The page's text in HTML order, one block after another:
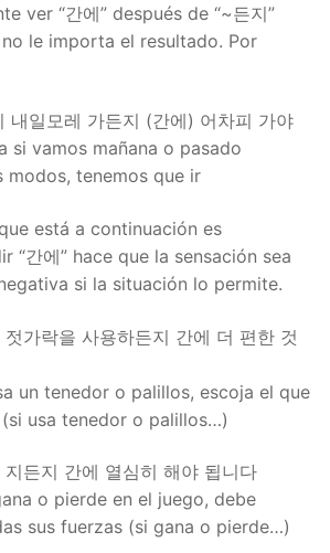
ver “간에” después de “~든지”
le importa el resultado. Por
내일모레 가든지 (간에) 어차피 가야
si vamos mañana o pasado
modos, tenemos que ir
está a continuación es
“간에” hace que la sensación sea
si la situación lo permite.
가락을 사용하든지 간에 더 편한 것
un tenedor o palillos, escoja el que
usa tenedor o palillos…)
든지 간에 열심히 해야 됩니다
o pierde en el juego, debe
sus fuerzas (si gana o pierde…)